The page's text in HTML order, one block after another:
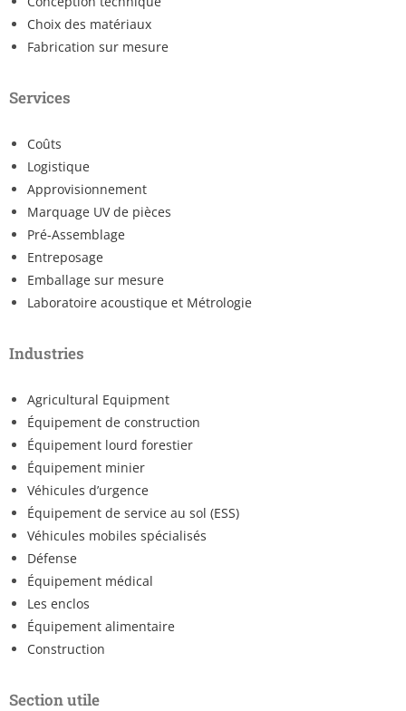
Choix des matériaux
Fabrication sur mesure
Services
Coûts
Logistique
Approvisionnement
Marquage UV de pièces
Pré-Assemblage
Entreposage
Emballage sur mesure
Laboratoire acoustique et Métrologie
Industries
Agricultural Equipment
Équipement de construction
Équipement lourd forestier
Équipement minier
Véhicules d’urgence
Équipement de service au sol (ESS)
Véhicules mobiles spécialisés
Défense
Équipement médical
Les enclos
Équipement alimentaire
Construction
Section utile